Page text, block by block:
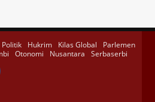
Politik Hukrim Kilas Global
Parlemen
Otonomi Nusantara Serbaserbi